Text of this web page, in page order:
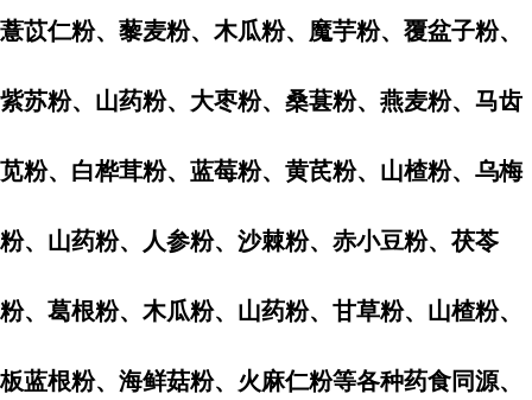
薏苡仁粉、藜麦粉、木瓜粉、魔芋粉、覆盆子粉、
紫苏粉、山药粉、大枣粉、桑葚粉、燕麦粉、马齿
苋粉、白桦茸粉、蓝莓粉、黄芪粉、山楂粉、乌梅
粉、山药粉、人参粉、沙棘粉、赤小豆粉、茯苓
粉、葛根粉、木瓜粉、山药粉、甘草粉、山楂粉、
板蓝根粉、海鲜菇粉、火麻仁粉等各种药食同源、